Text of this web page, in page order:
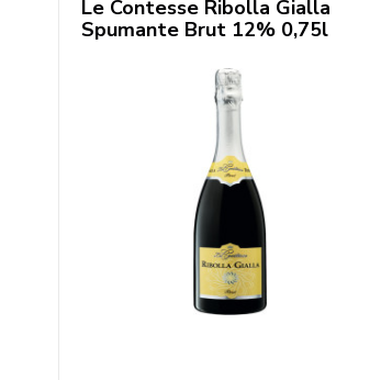
Le Contesse Ribolla Gialla
Spumante Brut 12% 0,75l